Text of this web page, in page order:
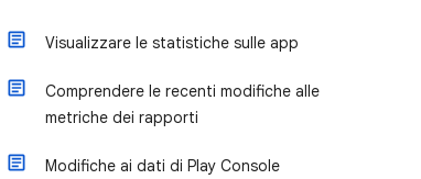
Visualizzare le statistiche sulle app
Comprendere le recenti modifiche alle
metriche dei rapporti
Modifiche ai dati di Play Console